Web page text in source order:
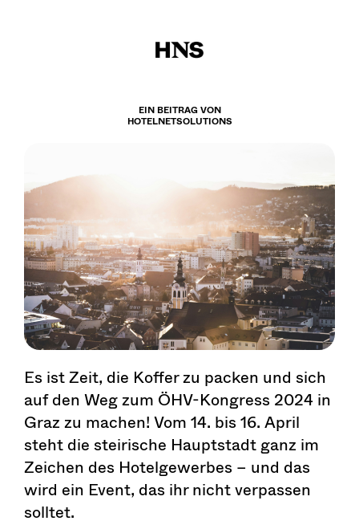
EIN BEITRAG VON
HOTELNETSOLUTIONS
Es ist Zeit, die Koffer zu packen und sich
auf den Weg zum ÖHV-Kongress 2024 in
Graz zu machen! Vom 14. bis 16. April
steht die steirische Hauptstadt ganz im
Zeichen des Hotelgewerbes – und das
wird ein Event, das ihr nicht verpassen
solltet.